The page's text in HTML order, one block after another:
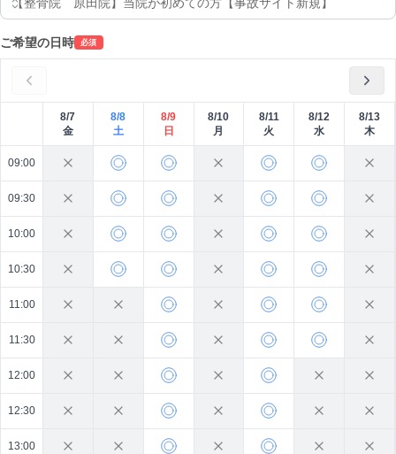
ご希望の日時 必須
8/7
金
8/8
土
8/9
日
8/10
月
8/11
火
8/12
水
8/13
木
09:00
09:30
10:00
10:30
11:00
11:30
12:00
12:30
13:00